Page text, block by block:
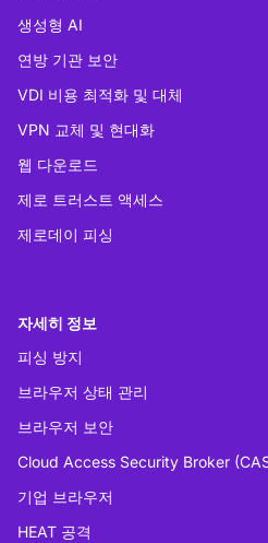
생성형 AI
연방 기관 보안
VDI 비용 최적화 및 대체
VPN 교체 및 현대화
웹 다운로드
제로 트러스트 액세스
제로데이 피싱
자세히 정보
피싱 방지
브라우저 상태 관리
브라우저 보안
Cloud Access Security Broker
기업 브라우저
HEAT 공격